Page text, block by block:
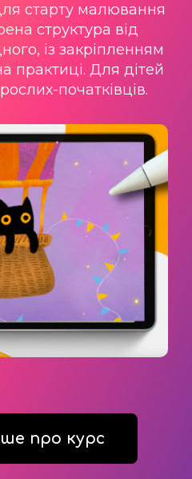
старту малювання
структура від
із закріпленням
практиці. Для дітей
початківців.
про курс